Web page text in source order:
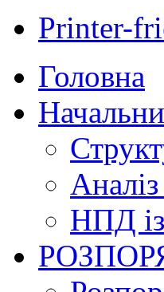
Printer-
Головна
НПД